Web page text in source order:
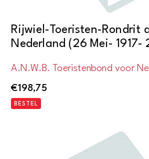
Rijwiel-Toeristen-Rondrit
Nederland (26 Mei- 1917-
A.N.W.B. Toeristenbond voor
€198,75
BESTEL